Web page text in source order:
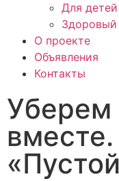
Для детей
О проекте
Объявления
Контакты